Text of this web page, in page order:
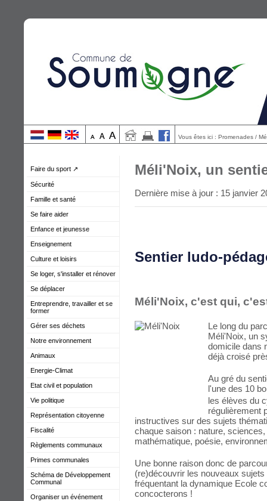
Vous êtes ici : Promenades /
Faire du sport ↗
Sécurité
Famille et santé
Se faire aider
Enfance et jeunesse
Enseignement
Culture et loisirs
Se loger, s'installer et rénover
Se déplacer
Entreprendre, travailler et se
former
Gérer ses déchets
Notre environnement
Animaux
Energie-Climat
Etat civil et population
Vie politique
Représentation citoyenne
Fiscalité
Règlements communaux
Primes communales
Schéma de Développement
Communal
Organiser un événement
Méli'Noix, un
Dernière mise à jour : 15 janvier
Sentier ludo-
Méli'Noix, c'est qui,
Le long du
Méli'Noix, un
domicile dans
déjà croisé
Au gré du
l'une des 10
les élèves du
régulièrement
instructives sur des sujets
chaque saison : nature,
mathématique, poésie,
Une bonne raison donc de
(re)découvrir les nouveaux
fréquentant la dynamique Ecole
concocterons !